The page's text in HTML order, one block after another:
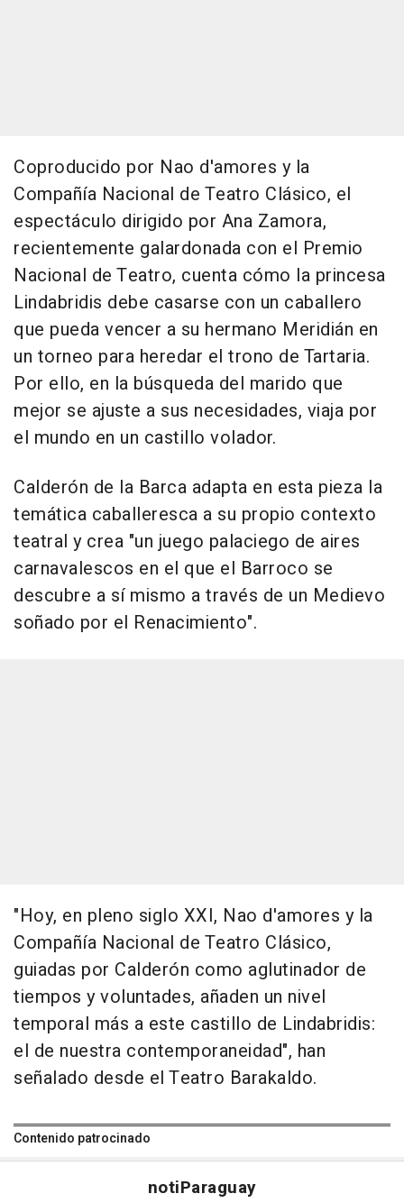
Coproducido por Nao d'amores y la
Compañía Nacional de Teatro Clásico, el
espectáculo dirigido por Ana Zamora,
recientemente galardonada con el Premio
Nacional de Teatro, cuenta cómo la princesa
Lindabridis debe casarse con un caballero
que pueda vencer a su hermano Meridián en
un torneo para heredar el trono de Tartaria.
Por ello, en la búsqueda del marido que
mejor se ajuste a sus necesidades, viaja por
el mundo en un castillo volador.
Calderón de la Barca adapta en esta pieza la
temática caballeresca a su propio contexto
teatral y crea "un juego palaciego de aires
carnavalescos en el que el Barroco se
descubre a sí mismo a través de un Medievo
soñado por el Renacimiento".
"Hoy, en pleno siglo XXI, Nao d'amores y la
Compañía Nacional de Teatro Clásico,
guiadas por Calderón como aglutinador de
tiempos y voluntades, añaden un nivel
temporal más a este castillo de Lindabridis:
el de nuestra contemporaneidad", han
señalado desde el Teatro Barakaldo.
Contenido patrocinado
notiParaguay